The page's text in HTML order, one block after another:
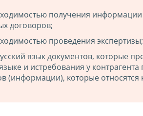
получения
договоров;
проведения экспертизы;
язык документов, которые
и истребования у
(информации), которые относятся